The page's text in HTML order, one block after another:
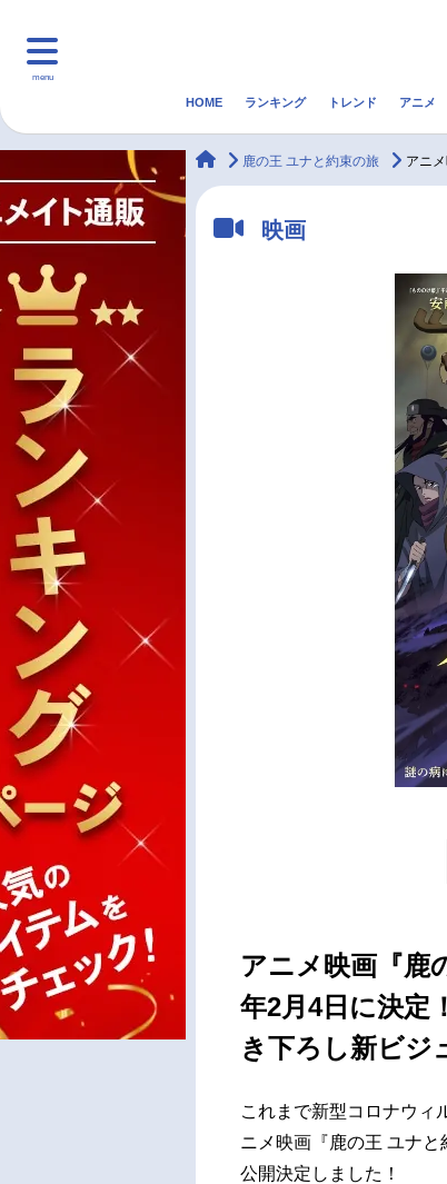
menu
マンガ・ラノベ ゲーム・アプリ
アニメ記事
声優記事一
HOME ランキング トレンド アニメ
animateTimes
鹿の王 ユナと約束の旅 アニ
映画
アニメ映画『鹿
年2月4日に決定
き下ろし新ビジ
これまで新型コロナウィ
ニメ映画『鹿の王 ユナ
公開決定しました！